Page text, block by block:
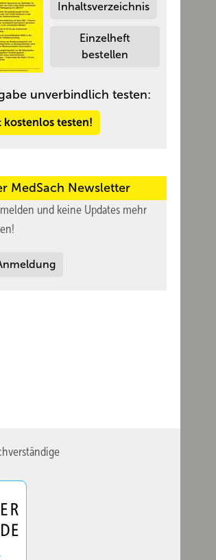
Inhaltsverzeichnis
Einzelheft
bestellen
unverbindlich testen:
kostenlos testen!
MedSach Newsletter
und keine Updates mehr